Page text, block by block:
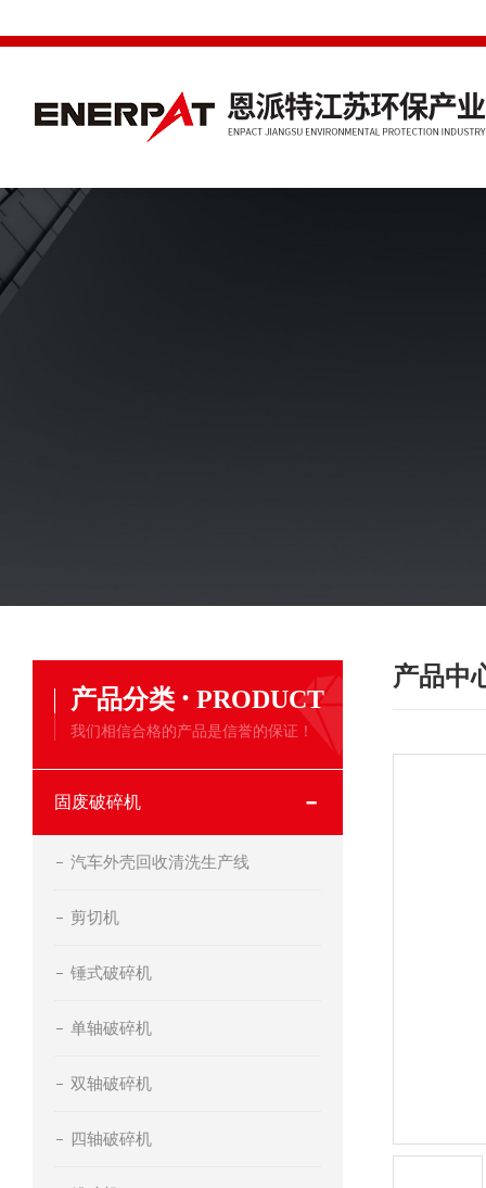
产品分类 · PRODUCT
我们相信合格的产品是信誉的保证！
固废破碎机
汽车外壳回收清洗生产线
剪切机
锤式破碎机
单轴破碎机
双轴破碎机
四轴破碎机
产品中